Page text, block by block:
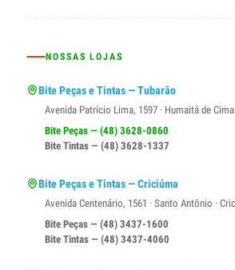
NOSSAS LOJAS
Bite Peças e Tintas — Tubarão
Avenida Patrício Lima, 1597 · Humaitá de
Bite Peças — (48) 3628-0860
Bite Tintas — (48) 3628-1337
Bite Peças e Tintas — Criciúma
Avenida Centenário, 1561 · Santo Antônio ·
Bite Peças — (48) 3437-1600
Bite Tintas — (48) 3437-4060